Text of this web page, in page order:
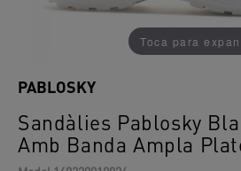
Toca para
Sandàlies Pablosky
Amb Banda Ampla
PABLOSKY